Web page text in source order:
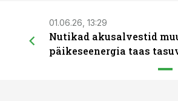
01.06.26, 13:29
Nutikad akusalvestid
päikeseenergia taas